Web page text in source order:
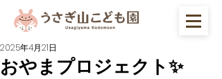
おやまプロジェクト✨
2025年4月21日